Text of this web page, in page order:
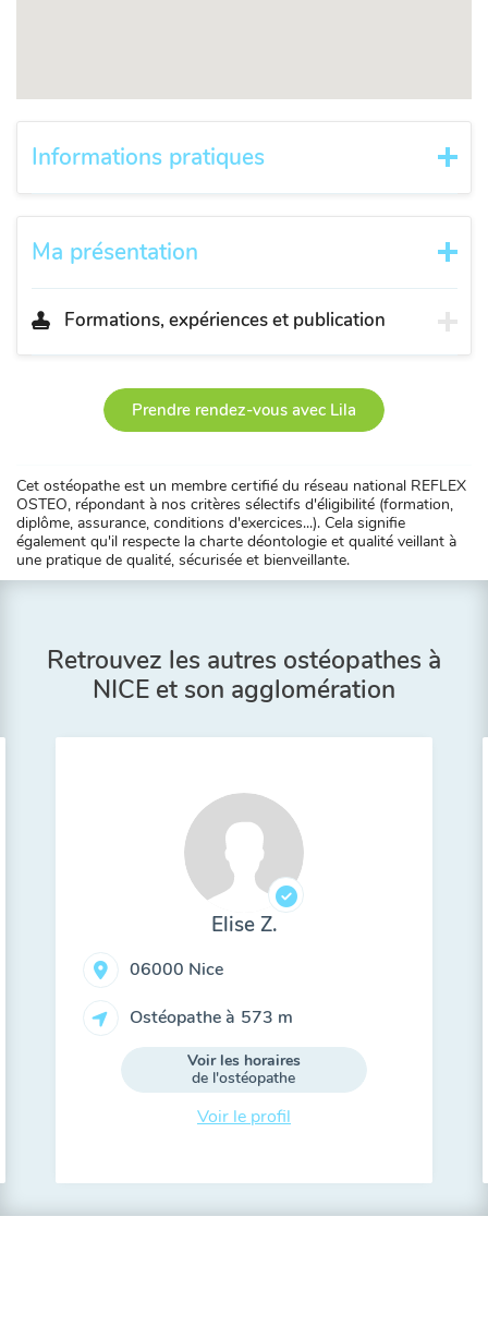
Informations pratiques
Ma présentation
Formations, expériences et publication
Prendre rendez-vous avec Lila
Cet ostéopathe est un membre certifié du réseau national REFLEX
OSTEO, répondant à nos critères sélectifs d'éligibilité (formation,
diplôme, assurance, conditions d'exercices...). Cela signifie
également qu'il respecte la charte déontologie et qualité veillant à
une pratique de qualité, sécurisée et bienveillante.
Retrouvez les autres ostéopathes à
NICE et son agglomération
Elise Z.
06000 Nice
Ostéopathe à 573 m
Voir les horaires
de l'ostéopathe
Voir le profil